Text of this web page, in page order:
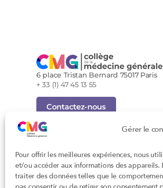
Gérer le
Pour offrir les meilleures expériences, nous
et/ou accéder aux informations des
traiter des données telles que le
6 place Tristan Bernard 75017 Paris
+ 33 (1) 47 45 13 55
Contactez-nous
Inscription Newsletter
Foire aux questions (FAQ)
Cookies
Confidentialité
Conditions générales d'utilisation